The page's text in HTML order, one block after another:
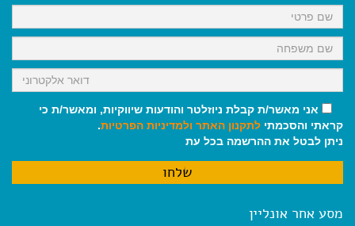
k
p
m
אני מאשר/ת קבלת ניוזלטר והודעות שיווקיות, ומאשר/ת כי
קראתי והסכמתי לתקנון האתר ולמדיניות הפרטיות.
ניתן לבטל את ההרשמה בכל עת
מסע אחר אונליין